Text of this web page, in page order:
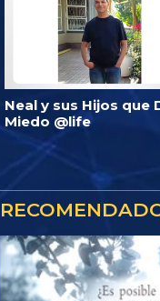
Neal y sus Hijos que
Miedo @life